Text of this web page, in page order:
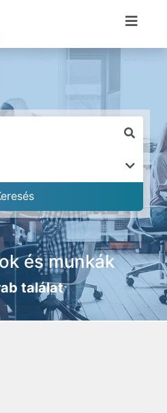
és munkák
találat